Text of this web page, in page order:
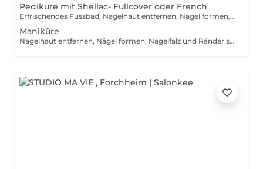
Pediküre mit Shellac- Fullcover oder French
Erfrischendes Fussbad, Nagelhaut entfernen, Nägel formen, Nagelfalz und Ränder säubern, Hornhaut entfernen, Abschlusspflege Dein Nagel wird mit Shellac lackiert, verhindert Splittern und sorgt somit für eine langanhaltende Lackierung!
Maniküre
Nagelhaut entfernen, Nägel formen, Nagelfalz und Ränder säubern, Hornhaut entfernen, Abschlusspflege